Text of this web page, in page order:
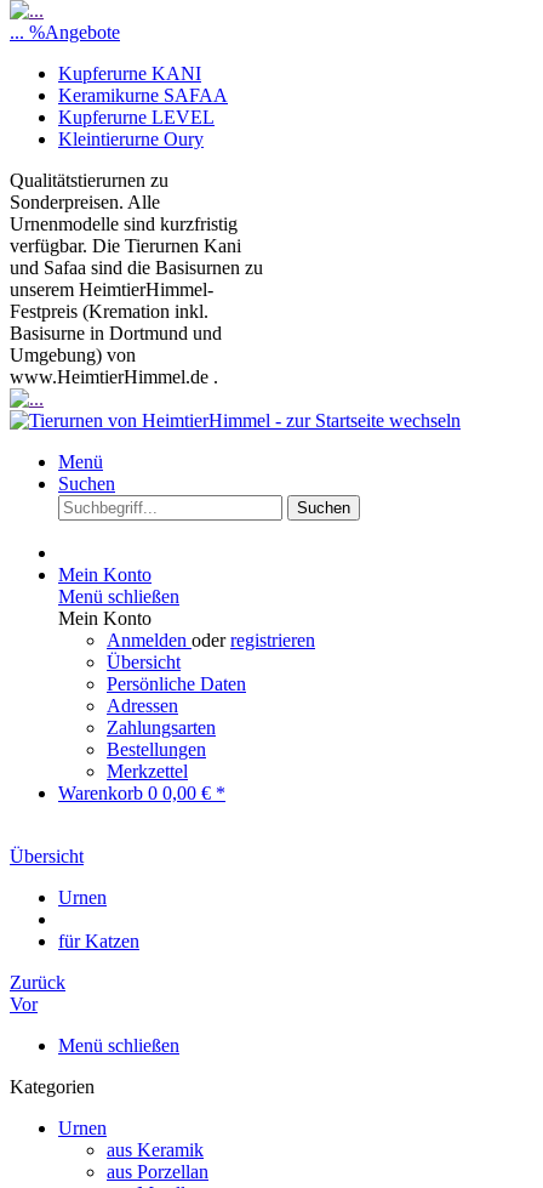
... %Angebote
Kupferurne KANI
Keramikurne SAFAA
Kupferurne LEVEL
Kleintierurne Oury
Qualitätstierurnen zu
Sonderpreisen. Alle
Urnenmodelle sind kurzfristig
verfügbar. Die Tierurnen Kani
und Safaa sind die Basisurnen zu
unserem HeimtierHimmel-
Festpreis (Kremation inkl.
Basisurne in Dortmund und
Umgebung) von
www.HeimtierHimmel.de .
Menü
Suchen
Suchen
Mein Konto
Menü schließen
Mein Konto
Anmelden oderregistrieren
Übersicht
Persönliche Daten
Adressen
Zahlungsarten
Bestellungen
Merkzettel
Warenkorb 0 0,00 € *
Übersicht
Urnen
für Katzen
Zurück
Vor
Menü schließen
Kategorien
Urnen
aus Keramik
aus Porzellan